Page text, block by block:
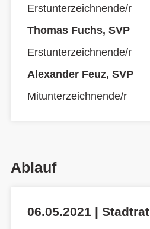
Erstunterzeichnende/r
Thomas Fuchs, SVP
Erstunterzeichnende/r
Alexander Feuz, SVP
Mitunterzeichnende/r
Ablauf
06.05.2021 | Stadtrat